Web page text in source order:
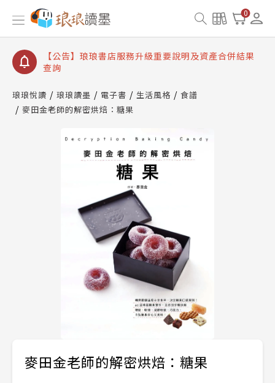
0
【公告】琅琅讀墨書櫃開通常見問題
【公告】琅琅讀墨 3 分鐘完成書櫃開通與資產合併申
【公告】琅琅書店服務升級重要說明及資產合併結果
查詢
琅琅悅讀 琅琅讀墨 電子書 生活風格
食譜
麥田金老師的解密烘焙：糖果
麥田金老師的解密烘焙：糖果